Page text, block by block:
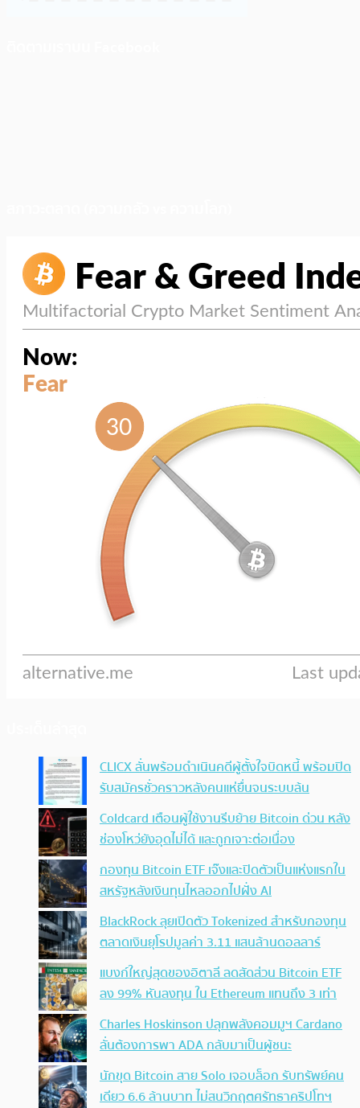
CLICX ลั่นพร้อมดำเนินคดีผู้ตั้งใจบิดหนี้ พร้อมปิด
รับสมัครชั่วคราวหลังคนแห่ยื่นจนระบบล้น
Coldcard เตือนผู้ใช้งานรีบย้าย Bitcoin ด่วน หลัง
ช่องโหว่ยังอุดไม่ได้ และถูกเจาะต่อเนื่อง
กองทุน Bitcoin ETF เจ๊งและปิดตัวเป็นแห่งแรกใน
สหรัฐหลังเงินทุนไหลออกไปฝั่ง AI
BlackRock ลุยเปิดตัว Tokenized สำหรับกองทุน
ตลาดเงินยุโรปมูลค่า 3.11 แสนล้านดอลลาร์
แบงก์ใหญ่สุดของอิตาลี ลดสัดส่วน Bitcoin ETF
ลง 99% หันลงทุน ใน Ethereum แทนถึง 3 เท่า
Charles Hoskinson ปลุกพลังคอมมูฯ Cardano
ลั่นต้องการพา ADA กลับมาเป็นผู้ชนะ
นักขุด Bitcoin สาย Solo เจอบล็อก รับทรัพย์คน
เดียว 6.6 ล้านบาท ไม่สนวิกฤตศรัทธาคริปโทฯ